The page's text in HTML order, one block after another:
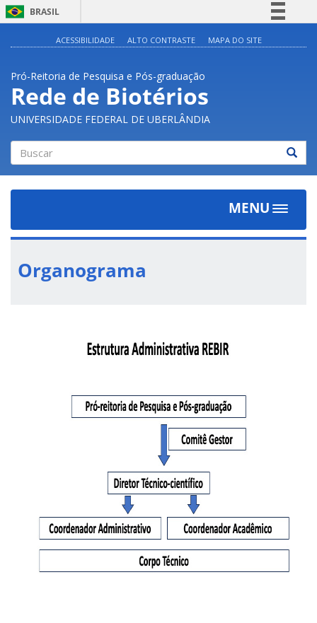
BRASIL
Acesso à informação
Legislação
Canais
ACESSIBILIDADE ALTO CONTRASTE MAPA DO SITE
Pró-Reitoria de Pesquisa e Pós-graduação
Rede de Biotérios
UNIVERSIDADE FEDERAL DE UBERLÂNDIA
Buscar
MENU
Toggle
Organograma